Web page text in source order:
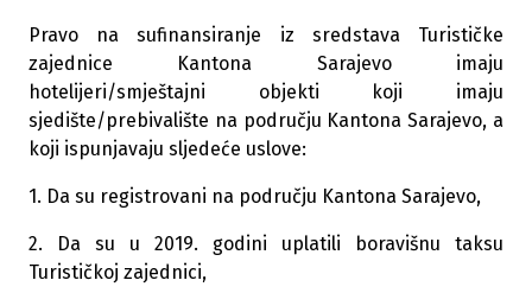
Pravo na sufinansiranje iz sredstava Turističke
zajednice Kantona Sarajevo imaju
hotelijeri/smještajni objekti koji imaju
sjedište/prebivalište na području Kantona Sarajevo, a
koji ispunjavaju sljedeće uslove:
1. Da su registrovani na području Kantona Sarajevo,
2. Da su u 2019. godini uplatili boravišnu taksu
Turističkoj zajednici,